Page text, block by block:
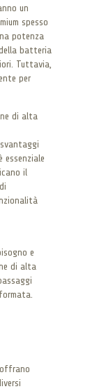
un
spesso
potenza
batteria
Tuttavia,
per
di alta
essenziale
il
e
di alta